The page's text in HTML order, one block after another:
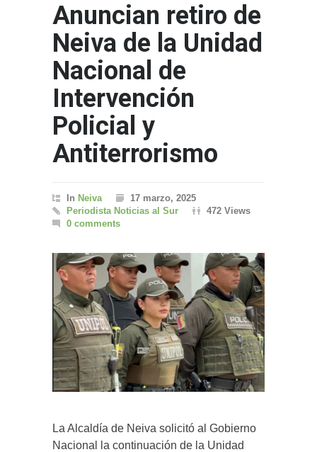
Anuncian retiro de
Neiva de la Unidad
Nacional de
Intervención
Policial y
Antiterrorismo
In Neiva
17 marzo, 2025
Periodista Noticias al Sur
472 Views
0 comments
La Alcaldía de Neiva solicitó al Gobierno
Nacional la continuación de la Unidad